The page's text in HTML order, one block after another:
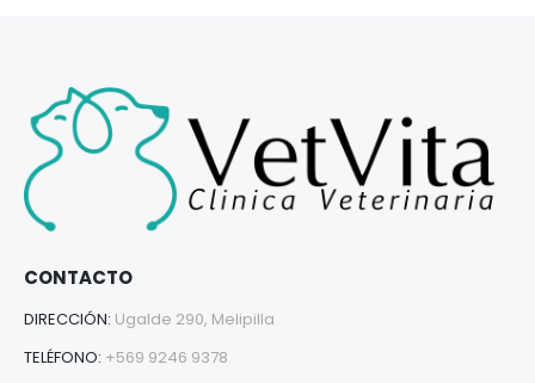
CONTACTO
DIRECCIÓN: Ugalde 290, Melipilla
TELÉFONO: +569 9246 9378